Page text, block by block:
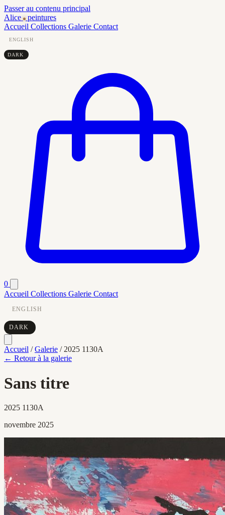
Passer au contenu principal
Alice
peintures
Accueil Collections Galerie Contact
ENGLISH
DARK
0
Accueil Collections Galerie Contact
ENGLISH
DARK
Accueil / Galerie / 2025 1130A
← Retour à la galerie
Sans titre
2025 1130A
novembre 2025